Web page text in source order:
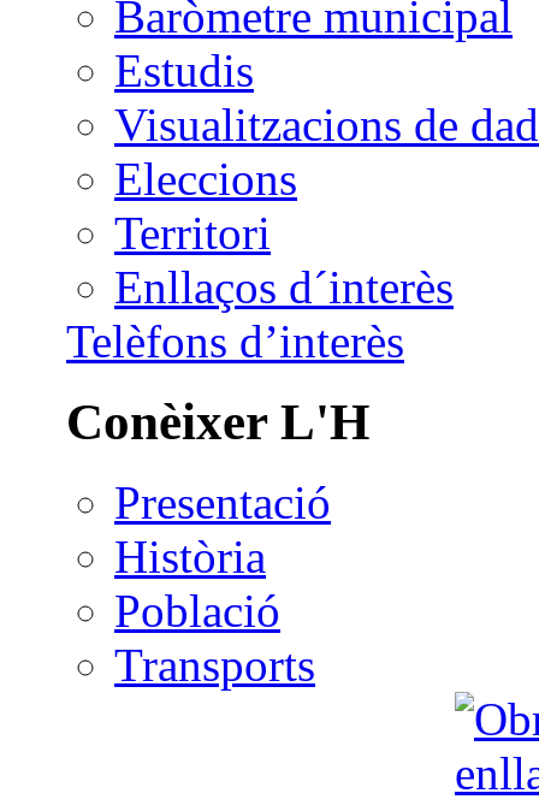
Baròmetre municipal
Estudis
Visualitzacions de
Eleccions
Territori
Enllaços d´interès
Telèfons d’interès
Conèixer L'H
Presentació
Història
Població
Transports